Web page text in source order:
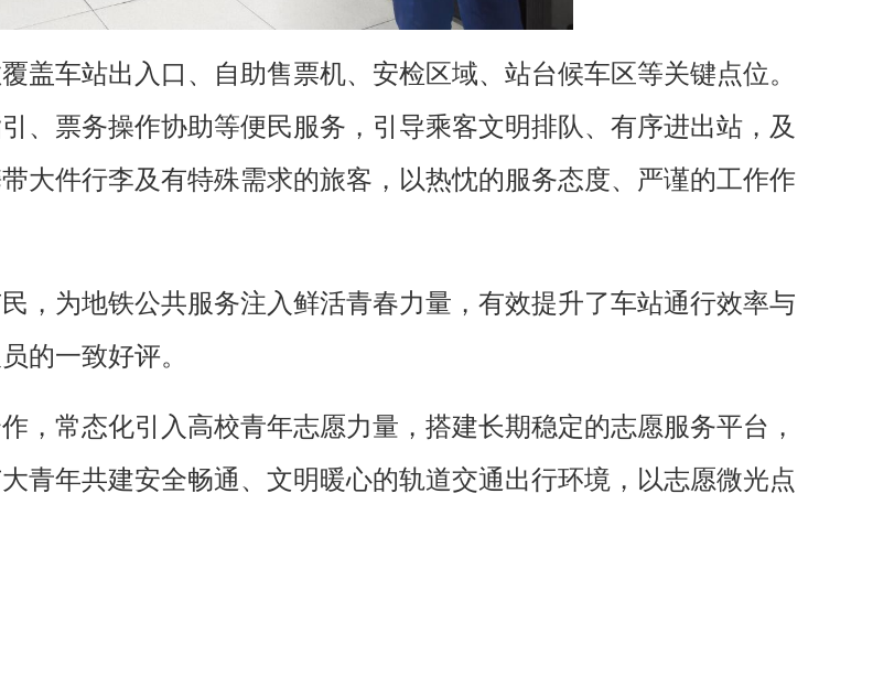
盖车站出入口、自助售票机、安检区域、站台候车区等关键点位。
、票务操作协助等便民服务，引导乘客文明排队、有序进出站，及
大件行李及有特殊需求的旅客，以热忱的服务态度、严谨的工作作
，为地铁公共服务注入鲜活青春力量，有效提升了车站通行效率与
的一致好评。
，常态化引入高校青年志愿力量，搭建长期稳定的志愿服务平台，
青年共建安全畅通、文明暖心的轨道交通出行环境，以志愿微光点